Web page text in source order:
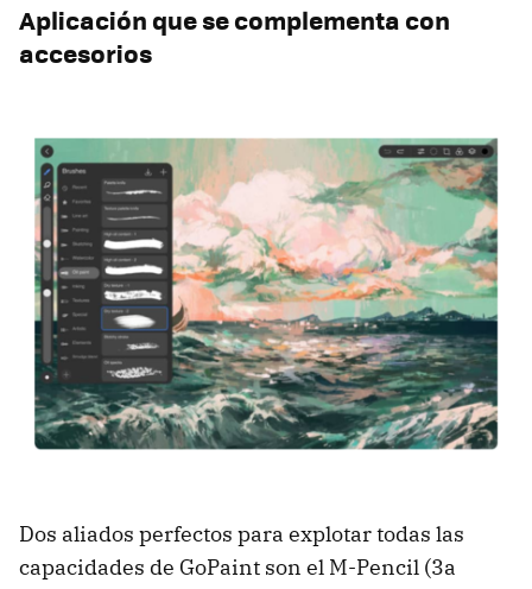
Aplicación que se complementa con
accesorios
Dos aliados perfectos para explotar todas las
capacidades de GoPaint son el M-Pencil (3a